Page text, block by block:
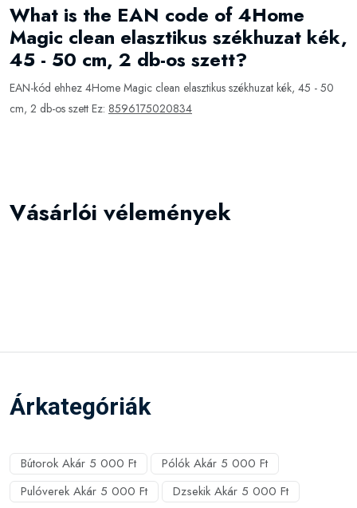
What is the EAN code of 4Home
Magic clean elasztikus székhuzat kék,
45 - 50 cm, 2 db-os szett?
EAN-kód ehhez 4Home Magic clean elasztikus székhuzat kék, 45 - 50
cm, 2 db-os szett Ez: 8596175020834
Vásárlói vélemények
Árkategóriák
Bútorok Akár 5 000 Ft
Pólók Akár 5 000 Ft
Pulóverek Akár 5 000 Ft
Dzsekik Akár 5 000 Ft